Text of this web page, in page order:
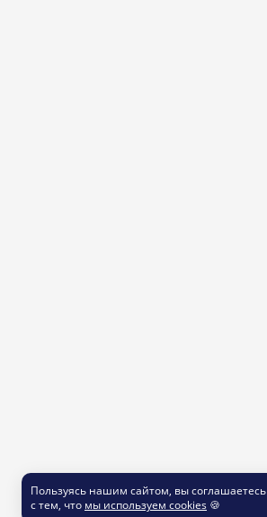
Пользуясь нашим сайтом, вы соглашаетесь
с тем, что мы используем cookies 🍪